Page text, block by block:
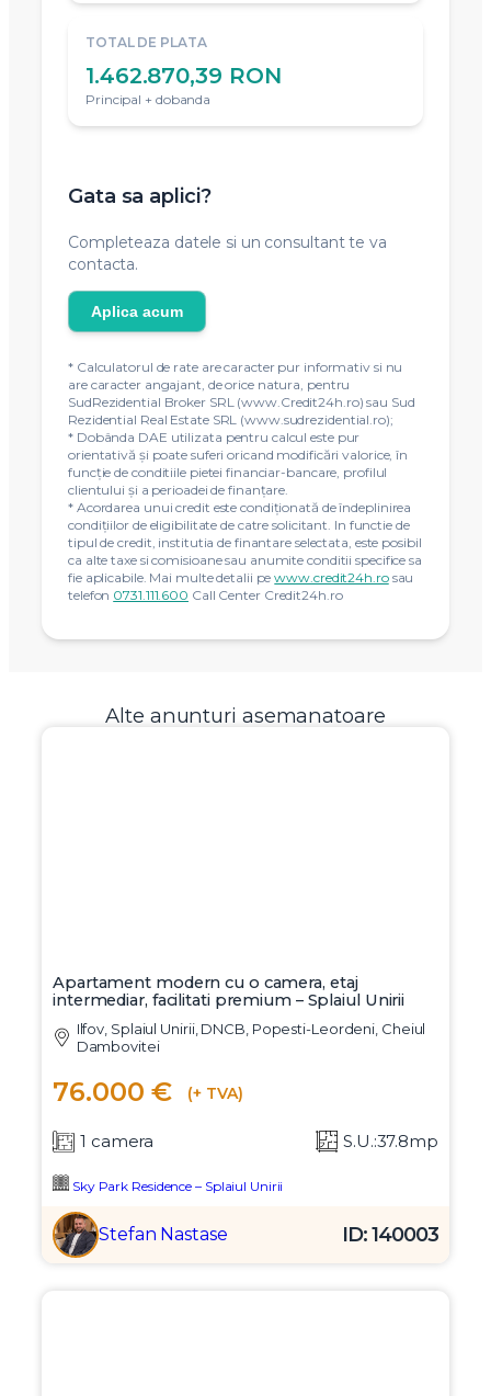
TOTAL DE PLATA
1.462.870,39 RON
Principal + dobanda
Gata sa aplici?
Completeaza datele si un consultant te va
contacta.
Aplica acum
* Calculatorul de rate are caracter pur informativ si nu
are caracter angajant, de orice natura, pentru
SudRezidential Broker SRL (www.Credit24h.ro) sau Sud
Rezidential Real Estate SRL (www.sudrezidential.ro);
* Dobânda DAE utilizata pentru calcul este pur
orientativă și poate suferi oricand modificări valorice, în
funcție de conditiile pietei financiar-bancare, profilul
clientului și a perioadei de finanțare.
* Acordarea unui credit este condiţionată de îndeplinirea
condiţiilor de eligibilitate de catre solicitant. In functie de
tipul de credit, institutia de finantare selectata, este posibil
ca alte taxe si comisioane sau anumite conditii specifice sa
fie aplicabile. Mai multe detalii pewww.credit24h.rosau
telefon 0731.111.600 Call Center Credit24h.ro
Alte anunturi asemanatoare
Apartament modern cu o camera, etaj
intermediar, facilitati premium – Splaiul Unirii
Ilfov, Splaiul Unirii, DNCB, Popesti-Leordeni, Cheiul
Dambovitei
76.000 € (+ TVA)
1 camera S.U.:37.8mp
Sky Park Residence – Splaiul Unirii
Stefan Nastase ID: 140003